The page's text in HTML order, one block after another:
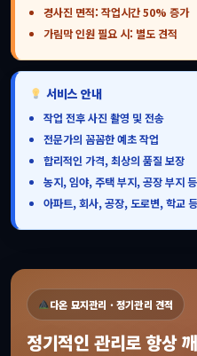
경사진 면적: 작업시간 50% 증가
가림막 인원 필요 시: 별도 견적
서비스 안내
작업 전후 사진 촬영 및 전송
전문가의 꼼꼼한 예초 작업
합리적인 가격, 최상의 품질 보장
농지, 임야, 주택 부지, 공장 부지
아파트, 회사, 공장, 도로변, 학교
다온 묘지관리 · 정기관리 견적
정기적인 관리로 항상